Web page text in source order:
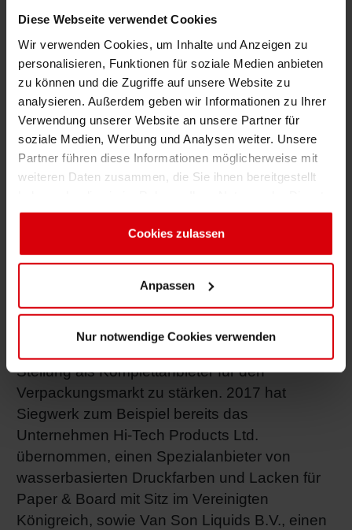
Diese Webseite verwendet Cookies
Wir verwenden Cookies, um Inhalte und Anzeigen zu
personalisieren, Funktionen für soziale Medien anbieten
zu können und die Zugriffe auf unsere Website zu
analysieren. Außerdem geben wir Informationen zu Ihrer
Verwendung unserer Website an unsere Partner für
soziale Medien, Werbung und Analysen weiter. Unsere
Partner führen diese Informationen möglicherweise mit
weiteren Daten zusammen, die Sie ihnen bereitgestellt
gesammelt haben. Sie geben Einwilligung zu unseren
Cookies, wenn Sie unsere Webseite weiterhin nutzen.
Cookies zulassen
Anpassen
Nur notwendige Cookies verwenden
Siegwerk den neuen Eigentümer unseres
Unternehmens nennen zu können, der unsere
hochwertigen Druckfarben in eine deutlich
größere Struktur einführen und uns so auf dem
Markt weiterbringen wird. Bezüglich Service
und Support wird Ultra Inks seine hohen
Standards beibehalten.“
In Zukunft wird Siegwerk die Produktion am
Fertigungsstandort von Ultra in Bois-des-Filion
fortsetzen und die Kunden dort weiterhin
bedienen. Ultra Inks Inc. wird Teil von Siegwerk
Der Übernahme von Ultra Inks Inc. gingen
bereits andere strategische Investitionen
Stellung als Komplettanbieter für den
Verpackungsmarkt zu stärken. 2017 hat
Siegwerk zum Beispiel bereits das
Unternehmen Hi-Tech Products Ltd.
übernommen, einen Spezialanbieter von
wasserbasierten Druckfarben und Lacken für
Paper & Board mit Sitz im Vereinigten
Königreich, sowie Van Son Liquids B.V., einen